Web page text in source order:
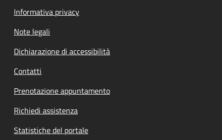
Informativa privacy
Note legali
Dichiarazione di accessibilità
Contatti
Prenotazione appuntamento
Richiedi assistenza
Statistiche del portale